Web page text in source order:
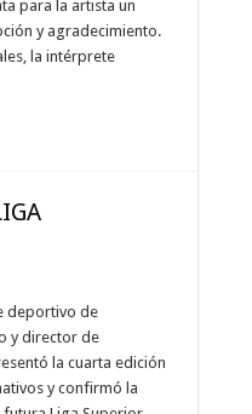
para la artista un
y agradecimiento.
la intérprete
deportivo de
y director de
la cuarta edición
y confirmó la